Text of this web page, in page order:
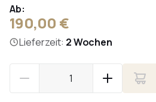
Ab:
190,00 €
Lieferzeit: 2 Wochen